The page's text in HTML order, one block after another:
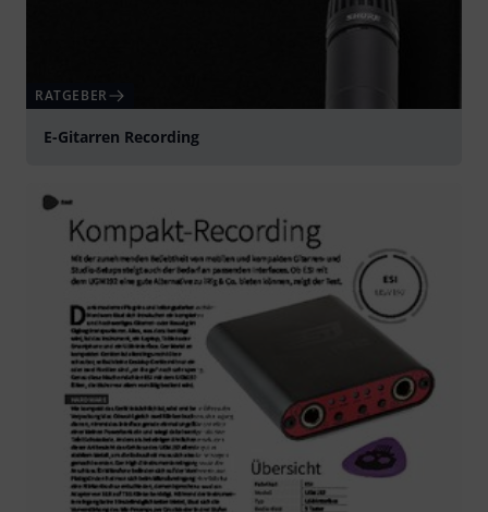
RATGEBER
E-Gitarren Recording